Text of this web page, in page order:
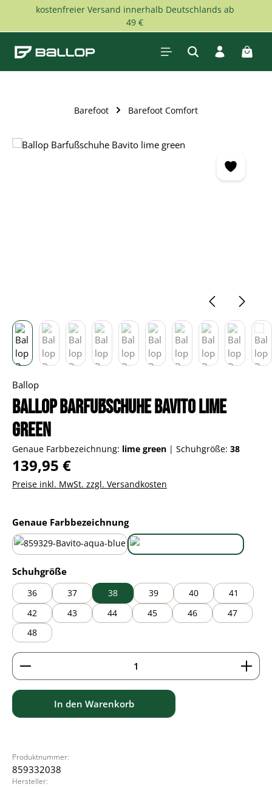
Zum Hauptinhalt springen
kostenfreier Versand innerhalb Deutschlands ab
49 €
Barefoot Barefoot Comfort
Bildergalerie überspringen
Ballop
Ballop Barfußschuhe Bavito lime
green
Genaue Farbbezeichnung: lime green | Schuhgröße: 38
Regulärer Preis:
139,95 €
Preise inkl. MwSt. zzgl. Versandkosten
Genaue Farbbezeichnungauswählen
aqua blue lime green
Schuhgrößeauswählen
36 37 38 39 40
41
42
43 44 45 46
47
48
Produkt Anzahl: Gib den gewünschten Wert ein
In den Warenkorb
Produktnummer:
859332038
Hersteller: